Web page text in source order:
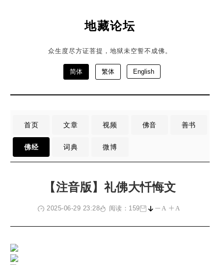
地藏论坛
众生度尽方证菩提，地狱未空誓不成佛。
简体 繁体 English
首页 文章 视频 佛音 善书
佛经 词典 微博
【注音版】礼佛大忏悔文
2025-06-29 23:28 阅读：159 A A